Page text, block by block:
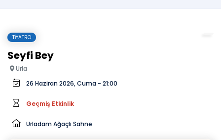
TIYATRO
Seyfi Bey
Urla
26 Haziran 2026, Cuma - 21:00
Geçmiş Etkinlik
Urladam Ağaçlı Sahne